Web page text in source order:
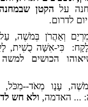
עלהקטן
לדרום.
וְאַהֲרֹן בְּמֹשֶׁה,
כִּי-אִשָּׁה כֻשִׁית,
הכושים למשה
עָנָו מְאֹד--מִכֹּל,
... האדמה,ולא חש